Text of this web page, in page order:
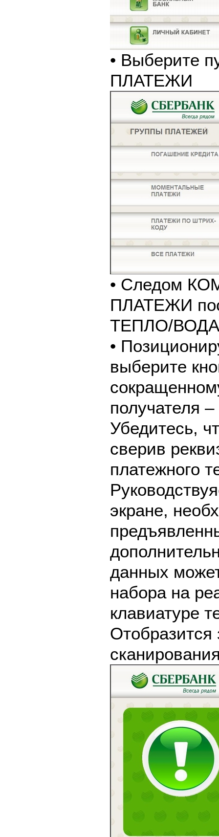
• Выберите
ПЛАТЕЖИ
• Следом
ПЛАТЕЖИ
ТЕПЛО/
•
выберите
получателя
Убедитесь,
сверив
платежного
экране,
данных
набора на
клавиатуре
Отобразится